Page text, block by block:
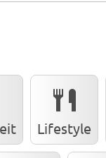
Lifestyle